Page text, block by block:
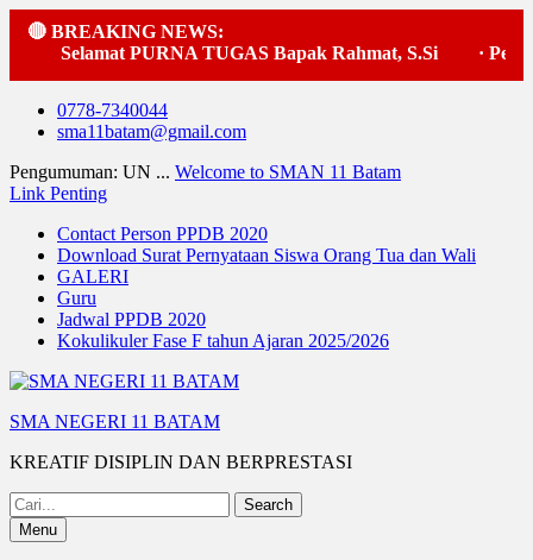
🔴 BREAKING NEWS:
Selamat PURNA TUGAS Bapak Rahmat, S.Si
Skip
0778-7340044
sma11batam@gmail.com
Pengumuman: UN ... Welcome to SMAN 11 Batam
Link Penting
Contact Person PPDB 2020
Download Surat Pernyataan Siswa Orang Tua dan Wali
GALERI
Guru
Jadwal PPDB 2020
Kokulikuler Fase F tahun Ajaran 2025/2026
SMA NEGERI 11 BATAM
KREATIF DISIPLIN DAN BERPRESTASI
Search
for:Menu